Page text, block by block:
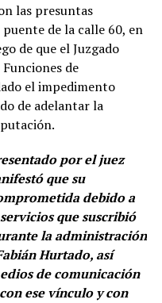
las presuntas
de la calle 60, en
de que el Juzgado
de
el impedimento
de adelantar la
por el juez
que su
debido a
que suscribió
la administración
Hurtado, así
de comunicación
ese vínculo y con